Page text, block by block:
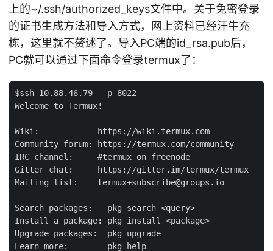
上的~/.ssh/authorized_keys文件中。关于免密登录
的证书生成方法和导入方式，网上资料已经汗牛充
栋，这里就不赘述了。导入PC端的id_rsa.pub后，
PC就可以通过下面命令登录termux了：
$ssh 10.88.46.79  -p 8022
Welcome to Termux!
Wiki:            https://wiki.termux.com
Community forum: https://termux.com/community
IRC channel:     #termux on freenode
Gitter chat:     https://gitter.im/termux/termux
Mailing list:    termux+subscribe@groups.io
Search packages:   pkg search <query>
Install a package: pkg install <package>
Upgrade packages:  pkg upgrade